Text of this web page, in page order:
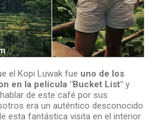
el Kopi Luwak fue uno de los
en la película "Bucket List" y
de este café por sus
era un auténtico desconocido
esta fantástica visita en el interior